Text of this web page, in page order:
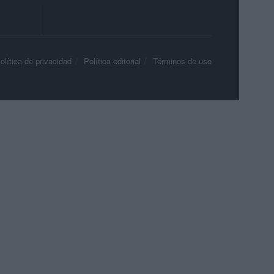
de privacidad Política editorial Términos de uso